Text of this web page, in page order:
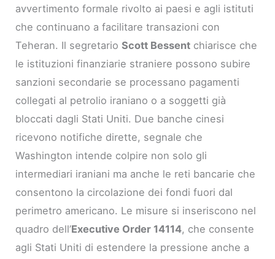
avvertimento formale rivolto ai paesi e agli istituti
che continuano a facilitare transazioni con
Teheran. Il segretarioScott Bessent chiarisce che
le istituzioni finanziarie straniere possono subire
sanzioni secondarie se processano pagamenti
collegati al petrolio iraniano o a soggetti già
bloccati dagli Stati Uniti. Due banche cinesi
ricevono notifiche dirette, segnale che
Washington intende colpire non solo gli
intermediari iraniani ma anche le reti bancarie che
consentono la circolazione dei fondi fuori dal
perimetro americano. Le misure si inseriscono nel
quadro dell’Executive Order 14114, che consente
agli Stati Uniti di estendere la pressione anche a